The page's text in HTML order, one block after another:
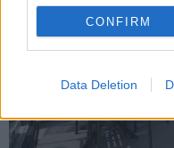
CONFIRM
Data Deletion